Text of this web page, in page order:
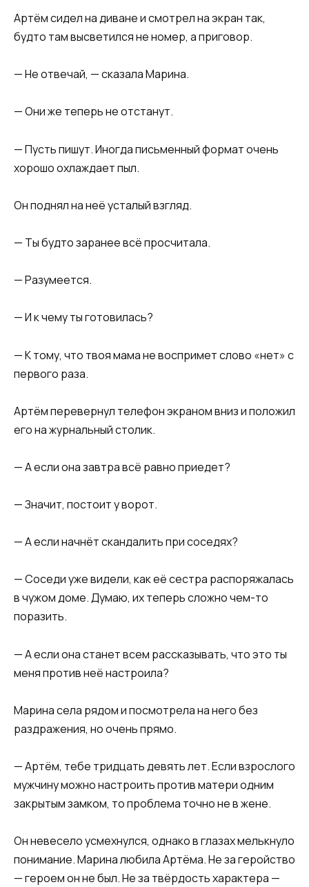
Артём сидел на диване и смотрел на экран так,
будто там высветился не номер, а приговор.
— Не отвечай, — сказала Марина.
— Они же теперь не отстанут.
— Пусть пишут. Иногда письменный формат очень
хорошо охлаждает пыл.
Он поднял на неё усталый взгляд.
— Ты будто заранее всё просчитала.
— Разумеется.
— И к чему ты готовилась?
— К тому, что твоя мама не воспримет слово «нет» с
первого раза.
Артём перевернул телефон экраном вниз и положил
его на журнальный столик.
— А если она завтра всё равно приедет?
— Значит, постоит у ворот.
— А если начнёт скандалить при соседях?
— Соседи уже видели, как её сестра распоряжалась
в чужом доме. Думаю, их теперь сложно чем-то
поразить.
— А если она станет всем рассказывать, что это ты
меня против неё настроила?
Марина села рядом и посмотрела на него без
раздражения, но очень прямо.
— Артём, тебе тридцать девять лет. Если взрослого
мужчину можно настроить против матери одним
закрытым замком, то проблема точно не в жене.
Он невесело усмехнулся, однако в глазах мелькнуло
понимание. Марина любила Артёма. Не за геройство
— героем он не был. Не за твёрдость характера —